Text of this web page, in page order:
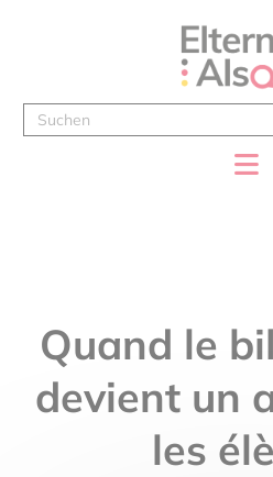
Quand le
devient un
les